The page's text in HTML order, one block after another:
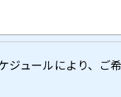
ュールにより、ご